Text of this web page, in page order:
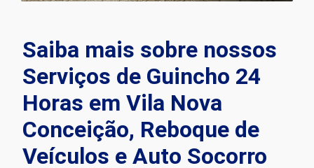
Saiba mais sobre nossos
Serviços de Guincho 24
Horas em Vila Nova
Conceição, Reboque de
Veículos e Auto Socorro